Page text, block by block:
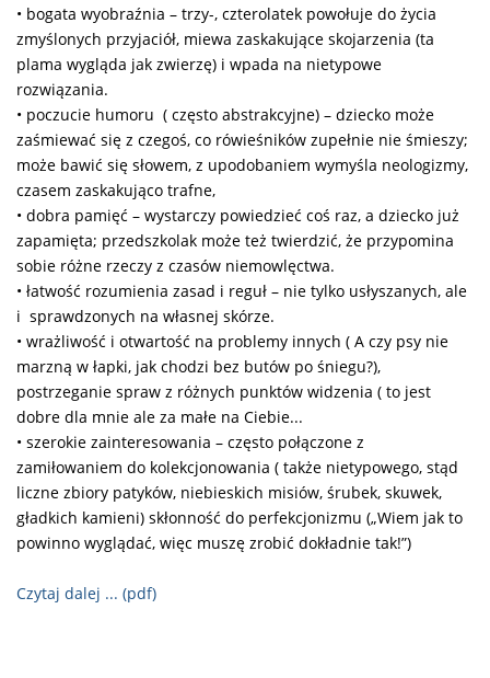
• bogata wyobraźnia – trzy-, czterolatek powołuje do życia
zmyślonych przyjaciół, miewa zaskakujące skojarzenia (ta
plama wygląda jak zwierzę) i wpada na nietypowe
rozwiązania.
• poczucie humoru ( często abstrakcyjne) – dziecko może
zaśmiewać się z czegoś, co rówieśników zupełnie nie śmieszy;
może bawić się słowem, z upodobaniem wymyśla neologizmy,
czasem zaskakująco trafne,
• dobra pamięć – wystarczy powiedzieć coś raz, a dziecko już
zapamięta; przedszkolak może też twierdzić, że przypomina
sobie różne rzeczy z czasów niemowlęctwa.
• łatwość rozumienia zasad i reguł – nie tylko usłyszanych, ale
i sprawdzonych na własnej skórze.
• wrażliwość i otwartość na problemy innych ( A czy psy nie
marzną w łapki, jak chodzi bez butów po śniegu?),
postrzeganie spraw z różnych punktów widzenia ( to jest
dobre dla mnie ale za małe na Ciebie...
• szerokie zainteresowania – często połączone z
zamiłowaniem do kolekcjonowania ( także nietypowego, stąd
liczne zbiory patyków, niebieskich misiów, śrubek, skuwek,
gładkich kamieni) skłonność do perfekcjonizmu („Wiem jak to
powinno wyglądać, więc muszę zrobić dokładnie tak!”)
Czytaj dalej ... (pdf)